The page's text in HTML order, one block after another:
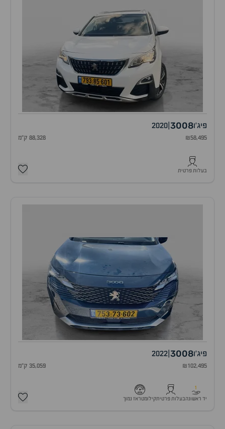
פיג'ו3008
2020
₪58,495 88,328 ק"מ
בעלות פרטית
פיג'ו3008
2022
₪102,495 35,059 ק"מ
1
יד ראשונהבעלות פרטיתקילומטראז נמוך